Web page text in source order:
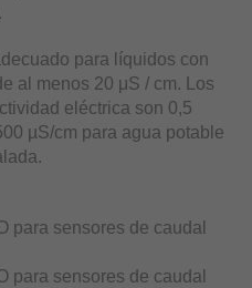
para líquidos con
al menos 20 μS / cm. Los
eléctrica son 0,5
µS/cm para agua potable
para sensores de caudal
para sensores de caudal